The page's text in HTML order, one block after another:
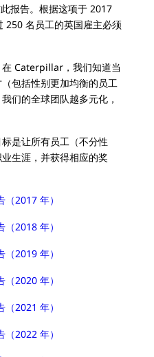
报告。根据这项于 2017
250 名员工的英国雇主必须
Caterpillar，我们知道当
包括性别更加均衡的员工
们的全球团队越多元化，
标是让所有员工（不分性
生涯，并获得相应的奖
2017 年）
2018 年）
2019 年）
2020 年）
2021 年）
2022 年）